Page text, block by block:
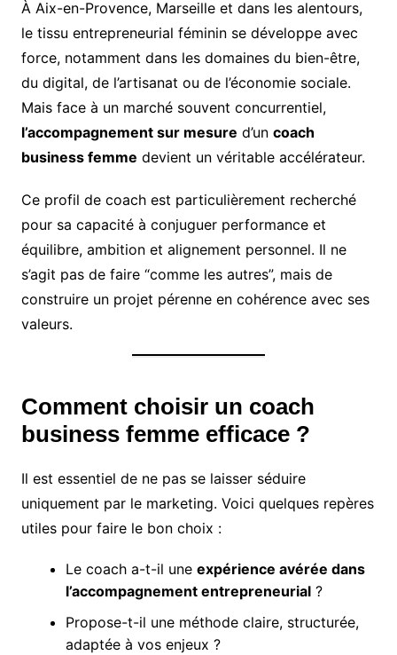
À Aix-en-Provence, Marseille et dans les alentours,
le tissu entrepreneurial féminin se développe avec
force, notamment dans les domaines du bien-être,
du digital, de l’artisanat ou de l’économie sociale.
Mais face à un marché souvent concurrentiel,
l’accompagnement sur mesure d’un coach
business femme devient un véritable accélérateur.
Ce profil de coach est particulièrement recherché
pour sa capacité à conjuguer performance et
équilibre, ambition et alignement personnel. Il ne
s’agit pas de faire “comme les autres”, mais de
construire un projet pérenne en cohérence avec ses
valeurs.
Comment choisir un coach
business femme efficace ?
Il est essentiel de ne pas se laisser séduire
uniquement par le marketing. Voici quelques repères
utiles pour faire le bon choix :
Le coach a-t-il une expérience avérée dans
l’accompagnement entrepreneurial?
Propose-t-il une méthode claire, structurée,
adaptée à vos enjeux ?